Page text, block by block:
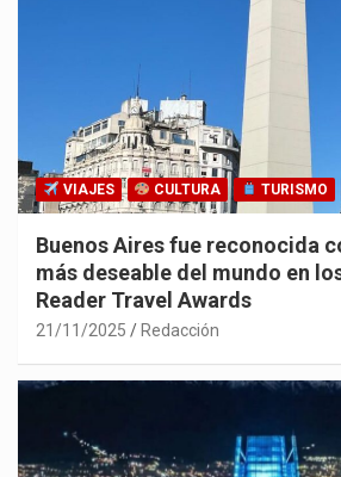
VIAJES CULTURA TURISMO
Buenos Aires fue reconocida
más deseable del mundo en
Reader Travel Awards
21/11/2025 Redacción